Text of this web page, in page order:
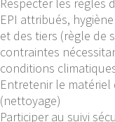
Respecter les règles
EPI attribués,
et des tiers (règle de
contraintes
conditions
Entretenir le matériel
(nettoyage)
Participer au suivi